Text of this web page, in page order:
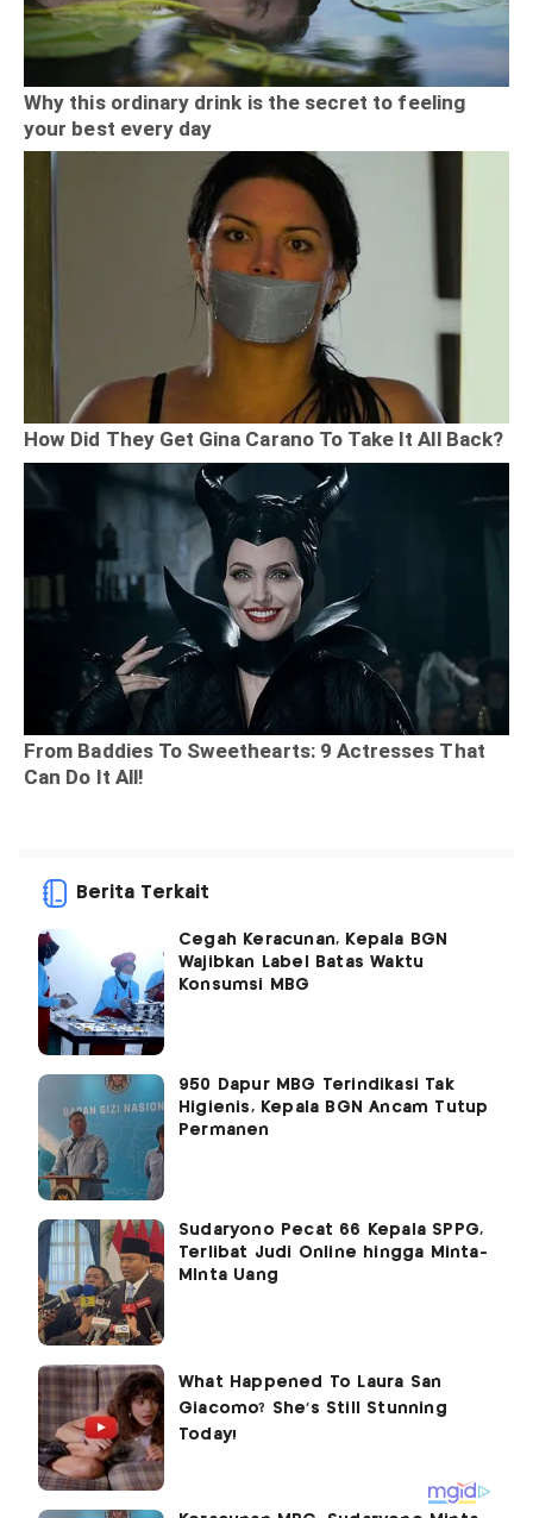
Berita Terkait
Cegah Keracunan, Kepala BGN
Wajibkan Label Batas Waktu
Konsumsi MBG
950 Dapur MBG Terindikasi Tak
Higienis, Kepala BGN Ancam Tutup
Permanen
Sudaryono Pecat 66 Kepala SPPG,
Terlibat Judi Online hingga Minta-
MInta Uang